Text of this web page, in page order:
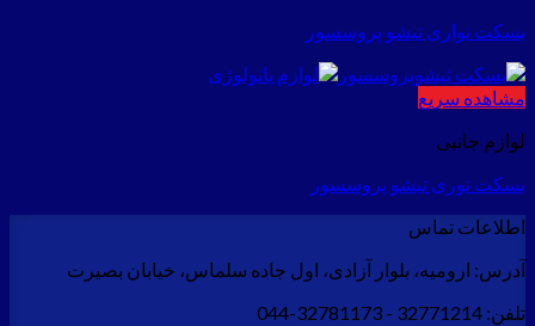
بسکت نواری تیشو پروسسور
مشاهده سریع
لوازم جانبی
بسکت توری تیشو پروسسور
اطلاعات تماس
آدرس: ارومیه، بلوار آزادی، اول جاده سلماس، خیابان بصیرت
تلفن: 32771214 - 32781173-044